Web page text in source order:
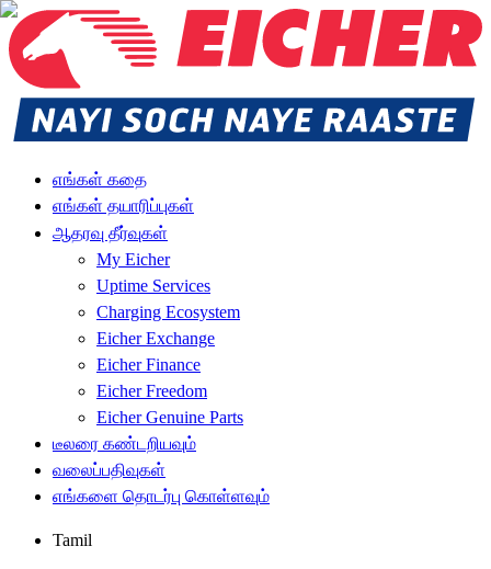
எங்கள் கதை
எங்கள் தயாரிப்புகள்
ஆதரவு தீர்வுகள்
My Eicher
Uptime Services
Charging Ecosystem
Eicher Exchange
Eicher Finance
Eicher Freedom
Eicher Genuine Parts
டீலரை கண்டறியவும்
வலைப்பதிவுகள்
எங்களை தொடர்பு கொள்ளவும்
Tamil